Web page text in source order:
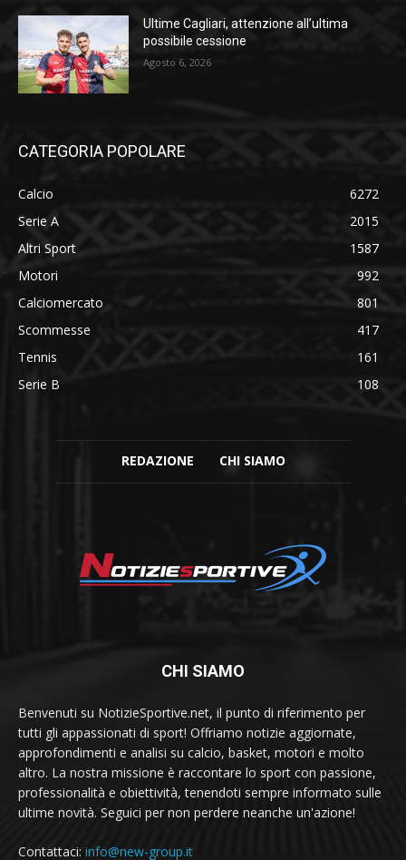
Ultime Cagliari, attenzione all’ultima
possibile cessione
Agosto 6, 2026
CATEGORIA POPOLARE
Calcio
6272
Serie A
2015
Altri Sport
1587
Motori
992
Calciomercato
801
Scommesse
417
Tennis
161
Serie B
108
REDAZIONE CHI SIAMO
CHI SIAMO
Benvenuti su NotizieSportive.net, il punto di riferimento per
tutti gli appassionati di sport! Offriamo notizie aggiornate,
approfondimenti e analisi su calcio, basket, motori e molto
altro. La nostra missione è raccontare lo sport con passione,
professionalità e obiettività, tenendoti sempre informato sulle
ultime novità. Seguici per non perdere neanche un'azione!
Contattaci: info@new-group.it